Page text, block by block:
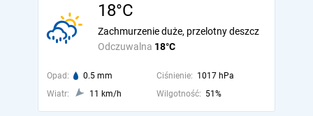
18°C
Odczuwalna 18°C
Zachmurzenie duże, przelotny deszcz
Opad: 0.5 mm Ciśnienie: 1017 hPa
Wiatr:
11 km/h Wilgotność: 51%